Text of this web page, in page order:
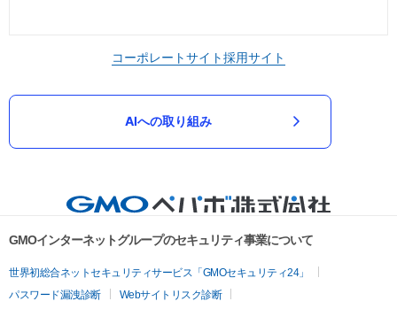
コーポレートサイト採用サイト
AIへの取り組み
GMOインターネットグループのセキュリティ事業について
世界初総合ネットセキュリティサービス「GMOセキュリティ24」
パスワード漏洩診断
Webサイトリスク診断